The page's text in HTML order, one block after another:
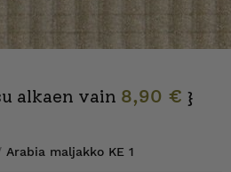
alkaen vain 8,90 € }
Arabia maljakko KE 1